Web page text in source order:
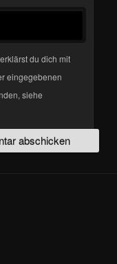
du dich mit
eingegebenen
siehe